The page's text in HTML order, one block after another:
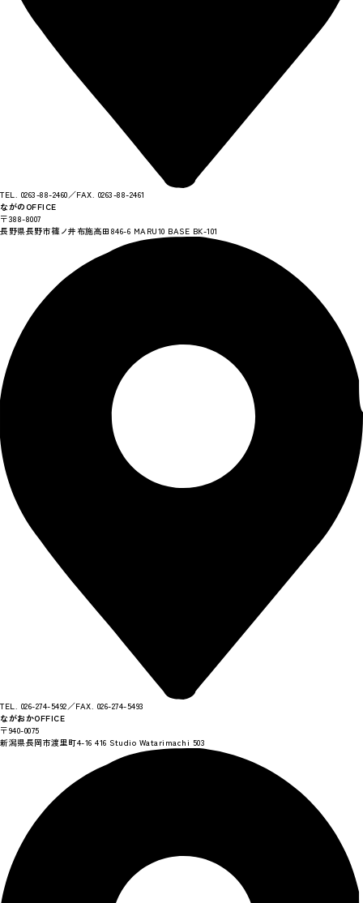
TEL. 0263-88-2460／FAX. 0263-88-2461
ながのOFFICE
〒388-8007
長野県長野市篠ノ井布施高田846-6 MARU10 BASE BK-101
TEL. 026-274-5492／FAX. 026-274-5493
ながおかOFFICE
〒940-0075
新潟県長岡市渡里町4-16 416 Studio Watarimachi 503